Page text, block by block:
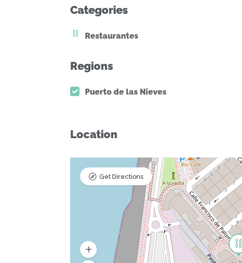
Categories
Restaurantes
Regions
Puerto de las Nieves
Location
Get Directions